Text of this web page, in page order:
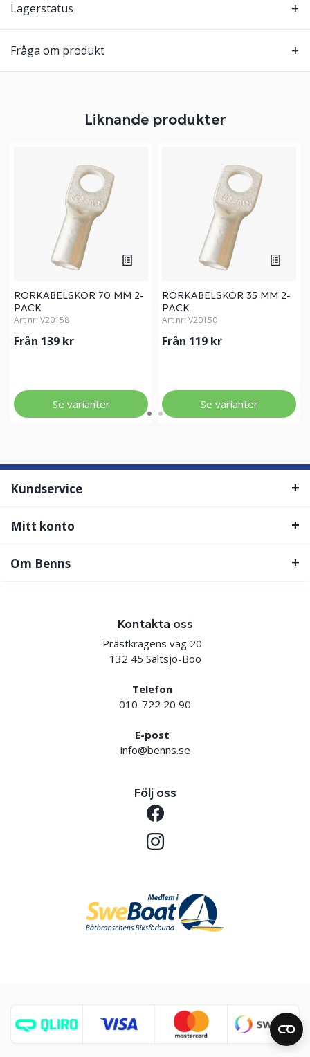
Lagerstatus
Fråga om produkt
Liknande produkter
RÖRKABELSKOR 70 MM 2-
PACK
Art nr: V20158
Från 139 kr
Se varianter
RÖRKABELSKOR 35 MM 2-
PACK
Art nr: V20150
Från 119 kr
Se varianter
Kundservice
Mitt konto
Om Benns
Kontakta oss
Prästkragens väg 20
132 45 Saltsjö-Boo
Telefon
010-722 20 90
E-post
info@benns.se
Följ oss